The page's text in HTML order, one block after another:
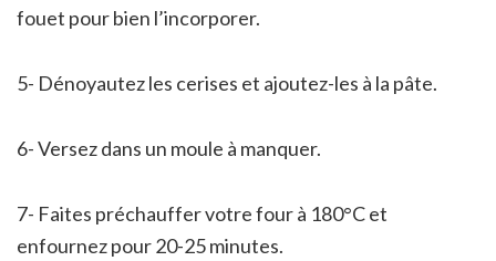
fouet pour bien l’incorporer.
5- Dénoyautez les cerises et ajoutez-les à la pâte.
6- Versez dans un moule à manquer.
7- Faites préchauffer votre four à 180°C et
enfournez pour 20-25 minutes.